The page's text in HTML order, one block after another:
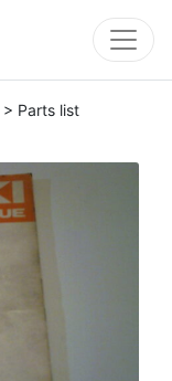
> Parts list